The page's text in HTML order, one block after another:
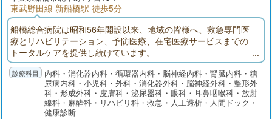
東武野田線 新船橋駅 徒歩5分
船橋総合病院は昭和56年開設以来、地域の皆様へ、救急専門医
療とリハビリテーション、予防医療、在宅医療サービスまでの
トータルケアを提供し続けています。
内科・消化器内科・循環器内科・脳神経内科・腎臓内科・糖
尿病内科・小児科・外科・消化器外科・脳神経外科・整形外
科・形成外科・皮膚科・泌尿器科・眼科・耳鼻咽喉科・放射
線科・麻酔科・リハビリ科・救急・人工透析・人間ドック・
健康診断